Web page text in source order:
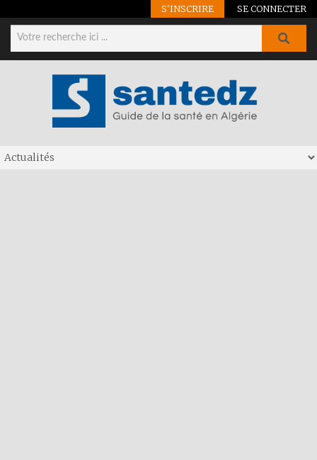
S'INSCRIRE SE CONNECTER